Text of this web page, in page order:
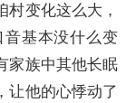
变化这么大，
基本没什么变
家族中其他长眠
让他的心悸动了